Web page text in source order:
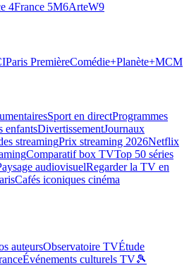
4France 5M6ArteW9
Paris PremièreComédie+Planète+MCM
Sport en directProgrammes
enfantsDivertissementJournaux
streamingPrix streaming 2026Netflix
Comparatif box TVTop 50 séries
audiovisuelRegarder la TV en
Cafés iconiques cinéma
auteursObservatoire TVÉtude
Événements culturels TV🎾